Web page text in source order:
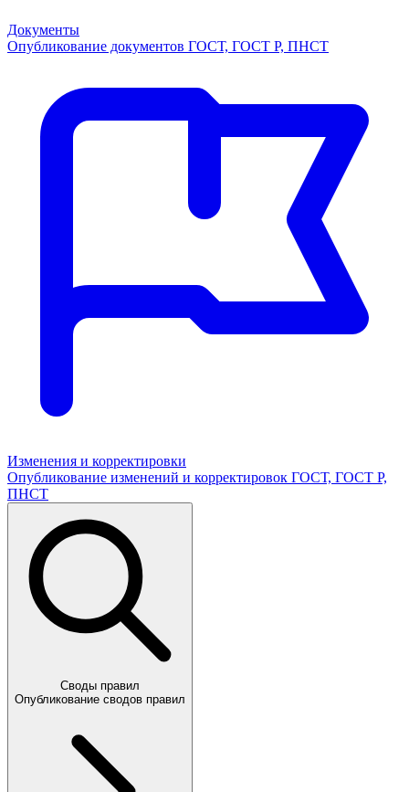
Документы
Опубликование документов ГОСТ, ГОСТ Р, ПНСТ
Изменения и корректировки
Опубликование изменений и корректировок ГОСТ, ГОСТ Р,
ПНСТ
Своды правил
Опубликование сводов правил